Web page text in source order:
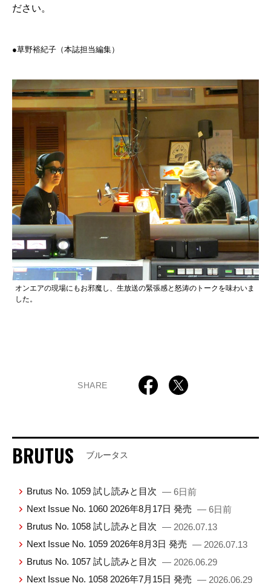
ださい。
●草野裕紀子（本誌担当編集）
オンエアの現場にもお邪魔し、生放送の緊張感と怒涛のトークを味わいま
した。
SHARE
BRUTUS ブルータス
Brutus No. 1059 試し読みと目次 — 6日前
Next Issue No. 1060 2026年8月17日 発売 — 6日前
Brutus No. 1058 試し読みと目次 — 2026.07.13
Next Issue No. 1059 2026年8月3日 発売 — 2026.07.13
Brutus No. 1057 試し読みと目次 — 2026.06.29
Next Issue No. 1058 2026年7月15日 発売 — 2026.06.29